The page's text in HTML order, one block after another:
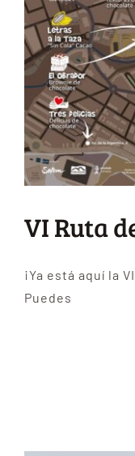
VI Ruta
¡Ya está aquí la
Puedes